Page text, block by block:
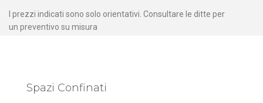
I prezzi indicati sono solo orientativi. Consultare le ditte per
un preventivo su misura
Spazi Confinati